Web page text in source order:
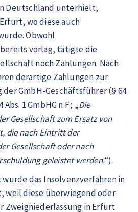
Deutschland unterhielt,
wo diese auch
Obwohl
vorlag, tätigte die
noch Zahlungen. Nach
derartige Zahlungen zur
GmbH-Geschäftsführer (§ 64
Abs. 1 GmbHG n.F.; „Die
Gesellschaft zum Ersatz von
die nach Eintritt der
Gesellschaft oder nach
geleistet werden.“).
das Insolvenzverfahren in
weil diese überwiegend oder
Zweigniederlassung in Erfurt